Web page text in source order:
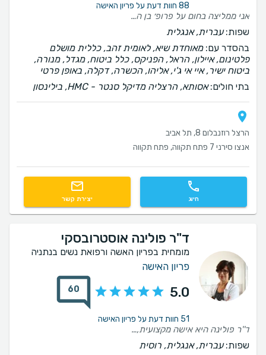
88 חוות דעת על פריון האישה
אני ממליצה בחום על פרופ׳ בן הרוש. לאורך כל התהליך הרגשתי שיש לי ליווי אישי ומקצועי. קיבלתי תמיד הסברים ברורים וזמינות אמיתית לכל שאלה שהיתה לי. והכי חשוב שבזכותו נכנסתי להריון וילדתי בת מהממת אחרי שנים שלא הצלחנו 🙏
שפות:עברית, אנגלית
בהסדר עם:מאוחדת שיא, לאומית זהב, כללית מושלם
פלטינום, איילון, הראל, הפניקס, כלל ביטוח, מגדל, מנורה,
ביטוח ישיר, איי אי ג'י, אליהו, הכשרה, דקלה, באופן פרטי
בתי חולים:אסותא, הרצליה מדיקל סנטר - HMC, בילינסון
הרצל רוזנבלום 8, תל אביב
אנצו סירני 7 פתח תקווה, פתח תקווה
חיוג יצירת קשר
ד"ר פולינה אוסטרובסקי
מומחית בפריון האשה ורפואת נשים בנתניה
פריון האישה
5.0
60
51 חוות דעת על פריון האישה
ד''ר פולינה היא אישה מקצועית, נחמדה ואינטליגנטית! רק בזכותה יש לנו בן האהוב! תמיד נעים לבוא עליה!
שפות:עברית, אנגלית, רוסית